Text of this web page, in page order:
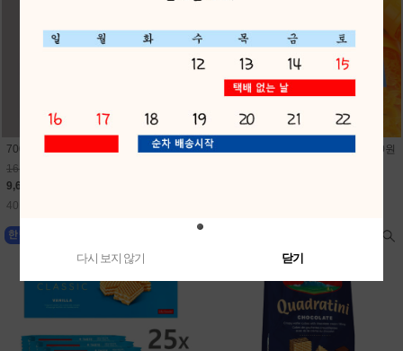
700미니펭귄비눗방울(24개) 1개 400원
16,800원
9,600원
40원 적립
700미니문어비눗방울(24개) 1개 400원
다시 보지 않기 닫기